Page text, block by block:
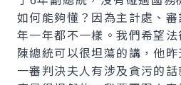
如何能夠懂？因為主計處、
年一年都不一樣。我們希望
陳總統可以很坦蕩的講，他
一審判決夫人有涉及貪污的